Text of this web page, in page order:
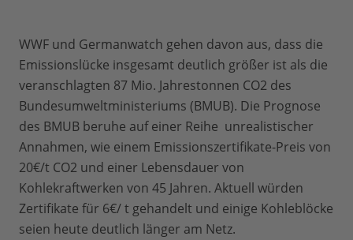
WWF und Germanwatch gehen davon aus, dass die
Emissionslücke insgesamt deutlich größer ist als die
veranschlagten 87 Mio. Jahrestonnen CO2 des
Bundesumweltministeriums (BMUB). Die Prognose
des BMUB beruhe auf einer Reihe unrealistischer
Annahmen, wie einem Emissionszertifikate-Preis von
20€/t CO2 und einer Lebensdauer von
Kohlekraftwerken von 45 Jahren. Aktuell würden
Zertifikate für 6€/ t gehandelt und einige Kohleblöcke
seien heute deutlich länger am Netz.